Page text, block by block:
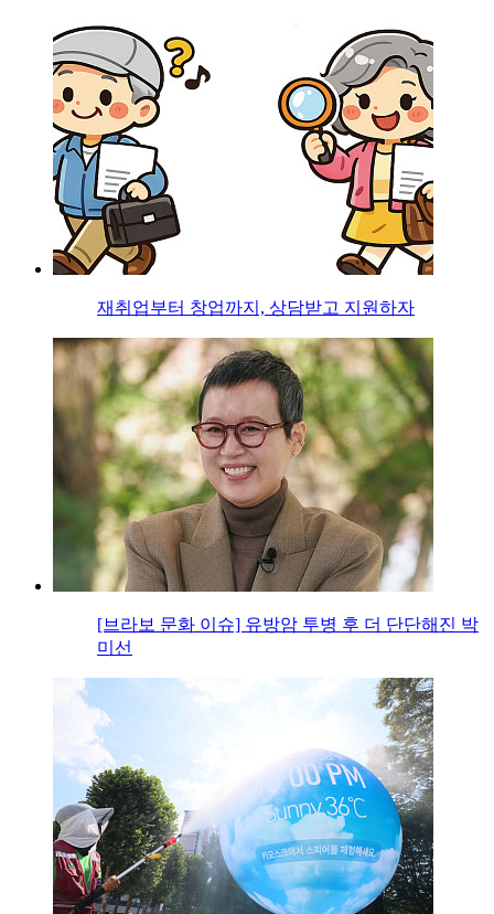
재취업부터 창업까지, 상담받고 지원하자
[브라보 문화 이슈] 유방암 투병 후 더 단단해진 박
미선